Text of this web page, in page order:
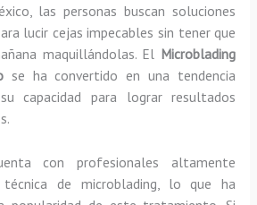
las personas buscan soluciones
lucir cejas impecables sin tener que
maquillándolas. El Microblading
se ha convertido en una tendencia
capacidad para lograr resultados
con profesionales altamente
de microblading, lo que ha